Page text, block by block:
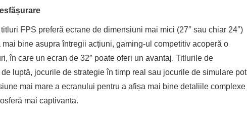
FPS preferă ecrane de dimensiuni mai mici (27″ sau chiar 24″)
mai bine asupra întregii acțiuni, gaming-ul competitiv acoperă o
în care un ecran de 32″ poate oferi un avantaj. Titlurile de
luptă, jocurile de strategie în timp real sau jocurile de simulare pot
mai mare a ecranului pentru a afișa mai bine detaliile complexe
mai captivanta.